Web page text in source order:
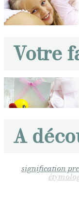
Votre
A
signification